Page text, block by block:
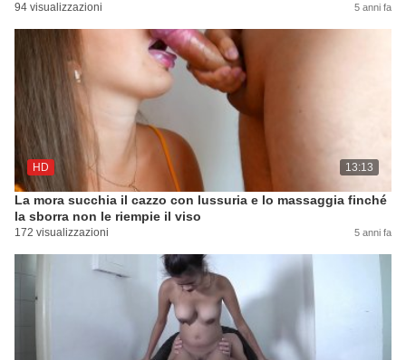
94 visualizzazioni 5 anni fa
HD 13:13
La mora succhia il cazzo con lussuria e lo massaggia finché
la sborra non le riempie il viso
172 visualizzazioni 5 anni fa